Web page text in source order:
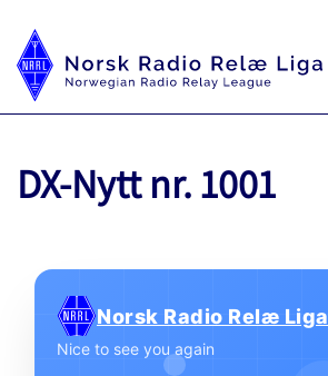
DX-Nytt nr. 1001
Norsk Radio Relæ Liga
Nice to see you again